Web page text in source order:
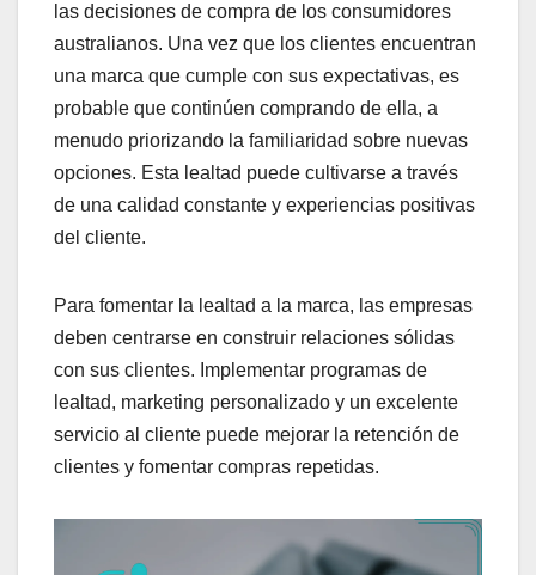
las decisiones de compra de los consumidores
australianos. Una vez que los clientes encuentran
una marca que cumple con sus expectativas, es
probable que continúen comprando de ella, a
menudo priorizando la familiaridad sobre nuevas
opciones. Esta lealtad puede cultivarse a través
de una calidad constante y experiencias positivas
del cliente.
Para fomentar la lealtad a la marca, las empresas
deben centrarse en construir relaciones sólidas
con sus clientes. Implementar programas de
lealtad, marketing personalizado y un excelente
servicio al cliente puede mejorar la retención de
clientes y fomentar compras repetidas.